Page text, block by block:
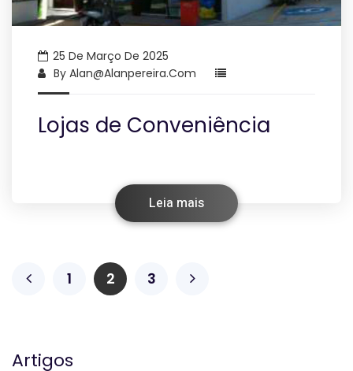
25 De Março De 2025
By Alan@alanpereira.com
Lojas de Conveniência
Leia mais
1 2 3
Artigos